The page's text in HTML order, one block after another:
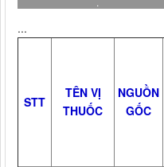
...
STT
TÊN VỊ
THUỐC
NGUỒN
GỐC